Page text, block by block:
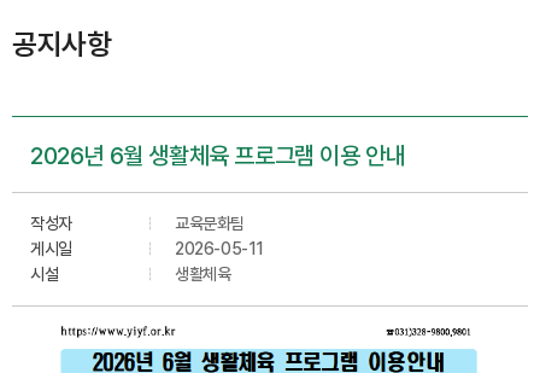
공지사항
2026년 6월 생활체육 프로그램 이용 안내
작성자
교육문화팀
게시일
2026-05-11
시설
생활체육